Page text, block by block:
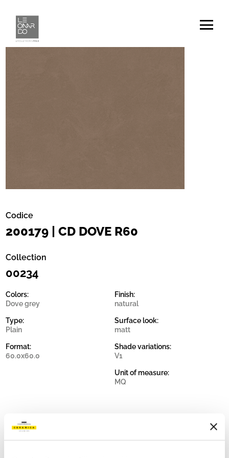
Codice
200179 | CD DOVE R60
Collection
00234
Colors:
Dove grey
Type:
Plain
Format:
60.0x60.0
Finish:
natural
Surface look:
matt
Shade variations:
V1
Unit of measure:
MQ